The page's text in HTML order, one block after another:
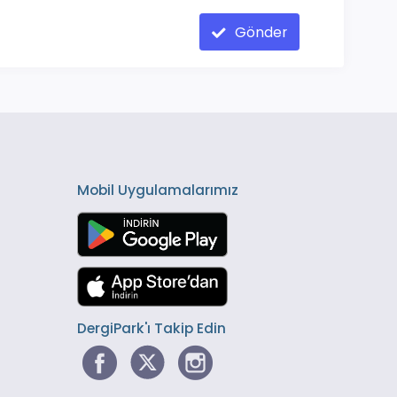
Gönder
Mobil Uygulamalarımız
DergiPark'ı Takip Edin